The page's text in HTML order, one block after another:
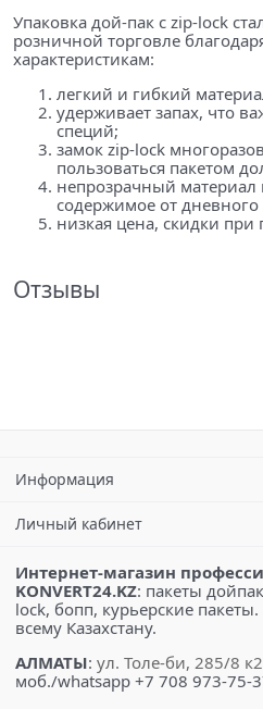
Упаковка дой-пак с zip-lock
розничной торговле
характеристикам:
легкий и гибкий
удерживает запах, что
специй;
замок zip-lock
пользоваться пакетом
непрозрачный материал
содержимое от дневного
низкая цена, скидки при
Отзывы
Информация
Личный кабинет
Интернет-магазин
KONVERT24.KZ: пакеты
lock, бопп, курьерские
всему Казахстану.
АЛМАТЫ: ул. Толе-би, 285/8 к2
моб./whatsapp +7 708 973-75-